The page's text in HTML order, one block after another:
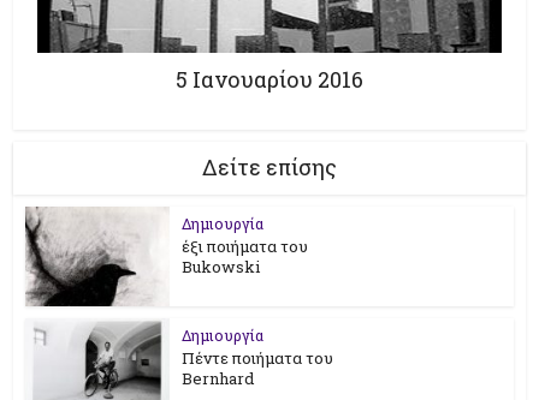
5 Ιανουαρίου 2016
Δείτε επίσης
Δημιουργία
έξι ποιήματα του
Bukowski
Δημιουργία
Πέντε ποιήματα του
Bernhard